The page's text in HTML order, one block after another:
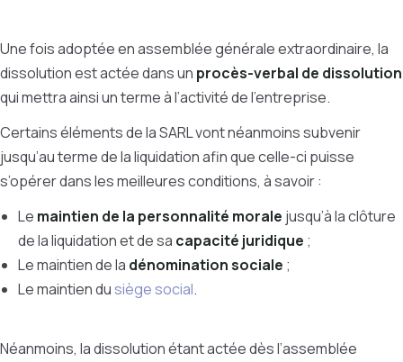
Une fois adoptée en assemblée générale extraordinaire, la
dissolution est actée dans un procès-verbal de dissolution
qui mettra ainsi un terme à l’activité de l’entreprise.
Certains éléments de la SARL vont néanmoins subvenir
jusqu’au terme de la liquidation afin que celle-ci puisse
s’opérer dans les meilleures conditions, à savoir :
Le maintien de la personnalité morale jusqu’à la clôture
de la liquidation et de sa capacité juridique ;
Le maintien de la dénomination sociale ;
Le maintien dusiège social.
Néanmoins, la dissolution étant actée dès l’assemblée